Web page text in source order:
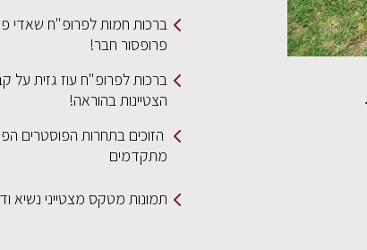
ברכות חמות לפרופ"ח שאדי
פרופסור חבר!
ברכות לפרופ"ח עוז גזית על
הצטיינות בהוראה!
הזוכים בתחרות הפוסטרים
מתקדמים
תמונות מטקס מצטייני נשיא